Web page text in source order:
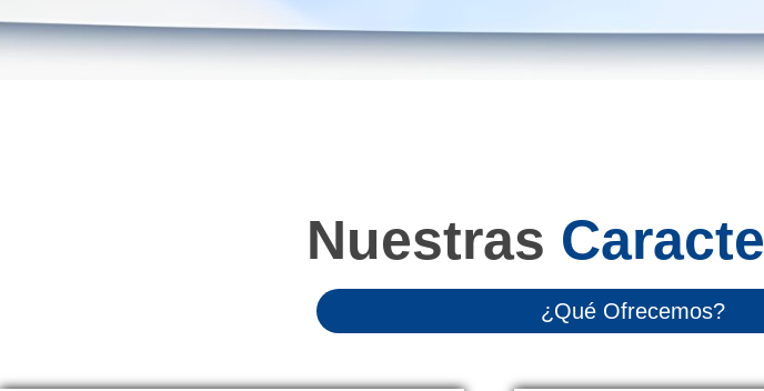
Nuestras
¿Qué Ofrecemos?